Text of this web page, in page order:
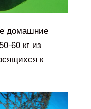
домашние
60 кг из
к